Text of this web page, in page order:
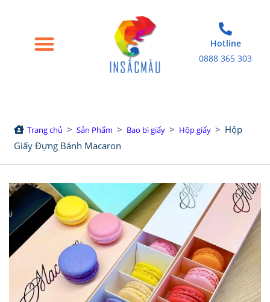
Hotline
0888 365 303
Trang chủ > Sản Phẩm > Bao bì giấy > Hộp giấy > Hộp
Giấy Đựng Bánh Macaron